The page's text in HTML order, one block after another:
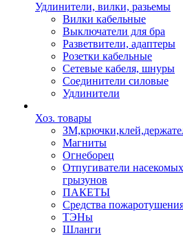
Удлинители, вилки, разьемы
Вилки кабельные
Выключатели для бра
Разветвители, адаптеры
Розетки кабельные
Сетевые кабеля, шнуры
Соединители силовые
Удлинители
Хоз. товары
Магниты
Огнеборец
Отпугиватели
грызунов
ПАКЕТЫ
Средства
ТЭНы
Шланги